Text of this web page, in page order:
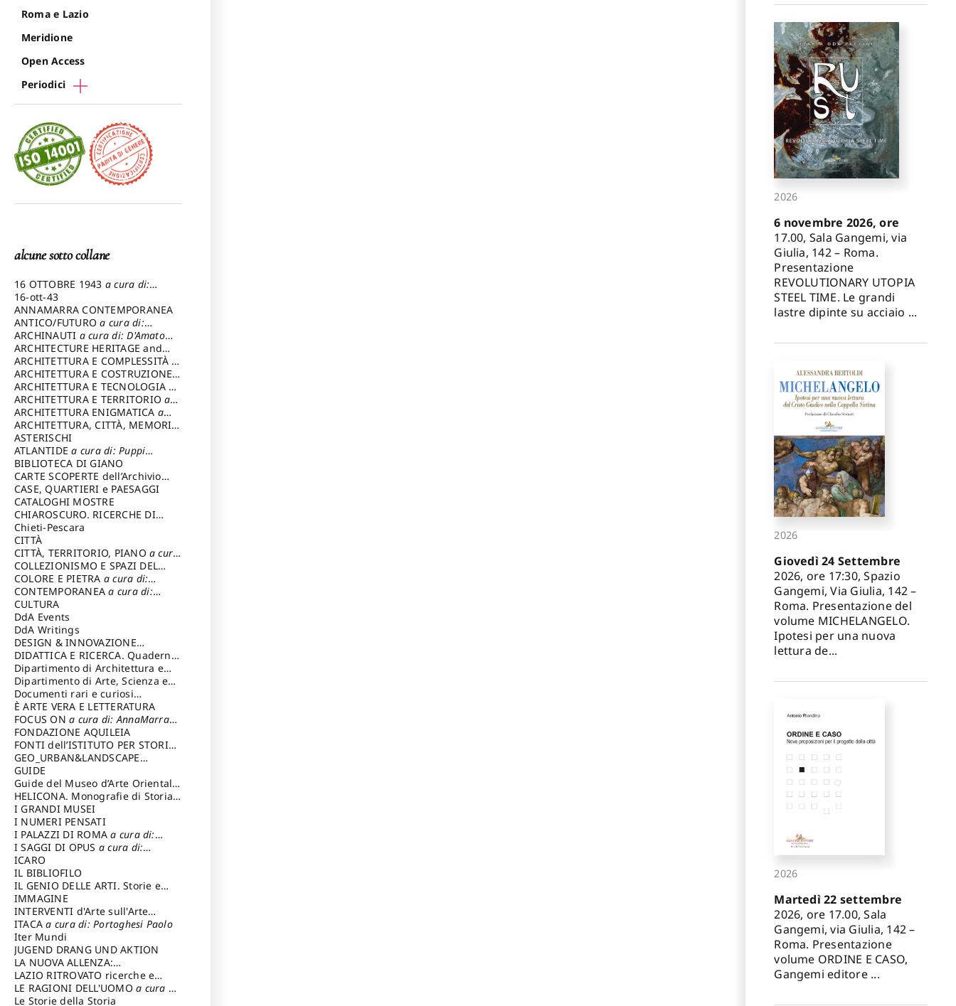
Roma e Lazio
Meridione
Open Access
Periodici
alcune sotto collane
16 OTTOBRE 1943 a cura di:
Pezzetti Marcello
16-ott-43
ANNAMARRA CONTEMPORANEA
ANTICO/FUTUROa cura di:
Varagnoli Claudio
ARCHINAUTI a cura di: D'Amato
Claudio
ARCHITECTURE HERITAGE and
DESIGN
ARCHITETTURA E COMPLESSITÀ a
cura di: Piva Antonio
ARCHITETTURA E COSTRUZIONEa
cura di: Poretti Sergio
ARCHITETTURA E TECNOLOGIA a
cura di: Carrara Gianfranco
ARCHITETTURA E TERRITORIOa
cura di: Pietrogrande Enrico
ARCHITETTURA ENIGMATICA a
cura di: Lenci Ruggero
ARCHITETTURA, CITTÀ, MEMORIA
a cura di: Valeriani Enrico
ASTERISCHI
ATLANTIDEa cura di: Puppi
Lionello
BIBLIOTECA DI GIANO
CARTE SCOPERTE dell’Archivio
Storico Capitolino
CASE, QUARTIERI e PAESAGGI
CATALOGHI MOSTRE
CHIAROSCURO. RICERCHE DI
STORIA E STORIA DELL'ARTE
cura di: Di Carpegna Falconieri
Tommaso
Chieti-Pescara
CITTÀ
CITTÀ, TERRITORIO, PIANO a cura
di: Imbesi Giuseppe
COLLEZIONISMO E SPAZI DEL
COLLEZIONISMO a cura di:
Magnani Lauro
COLORE E PIETRA a cura di:
Selvaggi Giuseppe
CONTEMPORANEAa cura di:
Gubinelli Luna
CULTURA
DdA Events
DdA Writings
DESIGN & INNOVAZIONE
TECNOLOGICAa cura di: Vallicelli
Andrea
DIDATTICA E RICERCA. Quaderni
della Scuola
Dipartimento di Architettura e
Analisi della Città Mediterranea
Dipartimento di Arte, Scienza e
Tecnica del Costuire
Documenti rari e curiosi
dall'Archivio Segreto
È ARTE VERA E LETTERATURA
FOCUS ONa cura di: AnnaMarra
Contemporanea
FONDAZIONE AQUILEIA
FONTI dell’ISTITUTO PER STORIA
DEL RISORGIMENTO
GEO_URBAN&LANDSCAPE
PLANNING (GULP)
Trusiani Elio
GUIDE
Guide del Museo d’Arte Orientale
“Giuseppe Tucci”
HELICONA. Monografie di Storia
dell'Artea cura di: Gallo Marco
I GRANDI MUSEI
I NUMERI PENSATI
I PALAZZI DI ROMAa cura di:
Ippoliti Alessandro
I SAGGI DI OPUS a cura di:
Scalesse Tommaso
ICARO
IL BIBLIOFILO
IL GENIO DELLE ARTI. Storie e
interpretazione
IMMAGINE
INTERVENTI d'Arte sull'Arte
dedicata alla cultura della
conservazione d’arte
Fondazione Paola Droghetti onlus
ITACAa cura di: Portoghesi Paolo
Iter Mundi
JUGEND DRANG UND AKTION
LA NUOVA ALLENZA:
ARCHITETTURA & AMBIENTE
LAZIO RITROVATO ricerche e
restauri
LE RAGIONI DELL'UOMOa cura di:
Lombardi Satriani Luigi
Le Storie della Storia
2026
6 novembre 2026, ore
17.00, Sala Gangemi, via
Giulia, 142 – Roma.
Presentazione
REVOLUTIONARY UTOPIA
STEEL TIME. Le grandi
lastre dipinte su acciaio ...
2026
Giovedì 24 Settembre
2026, ore 17:30, Spazio
Gangemi, Via Giulia, 142 –
Roma. Presentazione del
volume MICHELANGELO.
Ipotesi per una nuova
lettura de...
2026
Martedì 22 settembre
2026, ore 17.00, Sala
Gangemi, via Giulia, 142 –
Roma. Presentazione
volume ORDINE E CASO,
Gangemi editore ...